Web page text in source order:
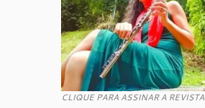
CLIQUE PARA ASSINAR A REVISTA